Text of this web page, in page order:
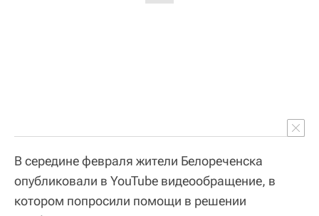
В середине февраля жители Белореченска
опубликовали в YouTube видеообращение, в
котором попросили помощи в решении